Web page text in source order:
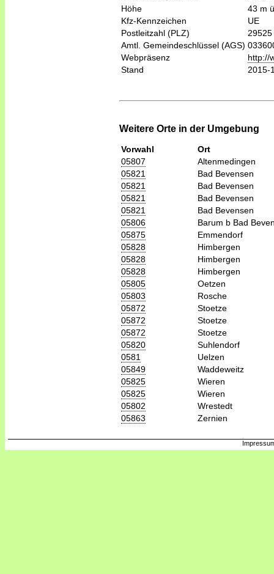
Höhe
43 m
Kfz-Kennzeichen
UE
Postleitzahl (PLZ)
29525
Amtl. Gemeindeschlüssel (AGS)
Webpräsenz
http://
Stand
2015-
Weitere Orte in der Umgebung
Vorwahl
Ort
05807
Altenmedingen
05821
Bad Bevensen
05821
Bad Bevensen
05821
Bad Bevensen
05821
Bad Bevensen
05806
Barum b Bad
05875
Emmendorf
05828
Himbergen
05828
Himbergen
05828
Himbergen
05805
Oetzen
05803
Rosche
05872
Stoetze
05872
Stoetze
05872
Stoetze
05820
Suhlendorf
0581
Uelzen
05849
Waddeweitz
05825
Wieren
05825
Wieren
05802
Wrestedt
05863
Zernien